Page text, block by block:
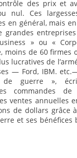
des prix et
nul. Ces
en général, mais
grandes
» ou «
moins de 60 firmes
lucratives de
— Ford, IBM.
guerre »,
commandes
ventes annuelles
de dollars grâce
et ses bénéfices